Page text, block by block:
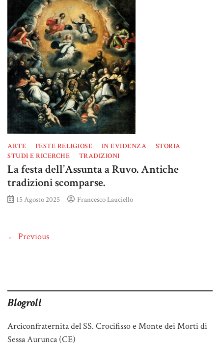
ARTE FESTE RELIGIOSE IN EVIDENZA
STORIA
STUDI E RICERCHE
TRADIZIONI
La festa dell’Assunta a Ruvo. Antiche
tradizioni scomparse.
15 Agosto 2025 Francesco Lauciello
← Previous
Blogroll
Arciconfraternita del SS. Crocifisso e Monte dei Morti di
Sessa Aurunca (CE)